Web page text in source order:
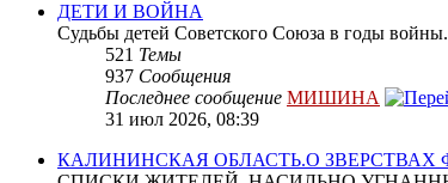
ДЕТИ И ВОЙНА
Судьбы детей Советского Союза в годы войны.
521 Темы
937 Сообщения
Последнее сообщение МИШИНА
31 июл 2026, 08:39
КАЛИНИНСКАЯ ОБЛАСТЬ.О